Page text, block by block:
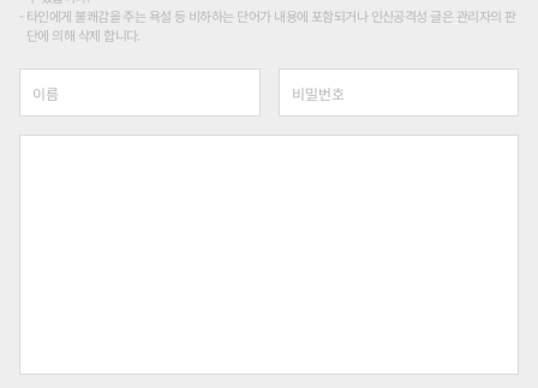
타인에게 불쾌감을 주는 욕설 등 비하하는 단어가 내용에 포함되거나 인신공격성 글은 관리자의 판
단에 의해 삭제 합니다.